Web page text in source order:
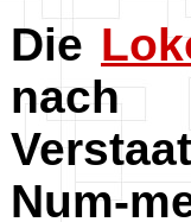
Die
Num-